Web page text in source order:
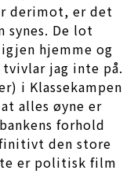
derimot, er det
De lot
hjemme og
jag inte på.
i Klassekampen
alles øyne er
forhold
den store
er politisk film